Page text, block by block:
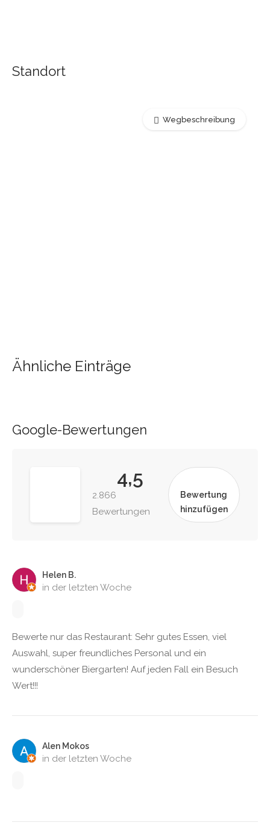
Standort
Wegbeschreibung
Ähnliche Einträge
Google-Bewertungen
4,5
2.866
Bewertungen
Bewertung
hinzufügen
Helen B.
in der letzten Woche
Bewerte nur das Restaurant: Sehr gutes Essen, viel
Auswahl, super freundliches Personal und ein
wunderschöner Biergarten! Auf jeden Fall ein Besuch
Wert!!!
Alen Mokos
in der letzten Woche